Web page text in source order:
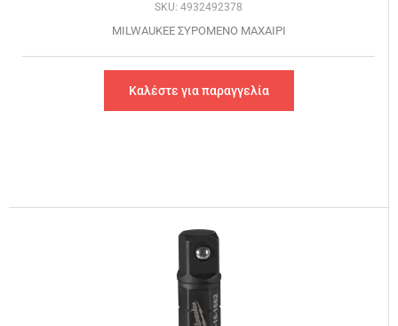
SKU: 4932492378
MILWAUKEE ΣΥΡΟΜΕΝΟ ΜΑΧΑΙΡΙ
Καλέστε για παραγγελία